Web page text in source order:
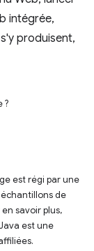
intégrée,
produisent,
?
est régi par une
échantillons de
en savoir plus,
est une